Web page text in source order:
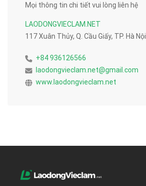
Mọi thông tin chi tiết vui lòng liên hệ
LAODONGVIECLAM.NET
117 Xuân Thủy, Q. Cầu Giấy, TP. Hà Nội
+84 936126566
laodongvieclam.net@gmail.com
www.laodongvieclam.net